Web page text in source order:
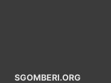
SGOMBERI.ORG